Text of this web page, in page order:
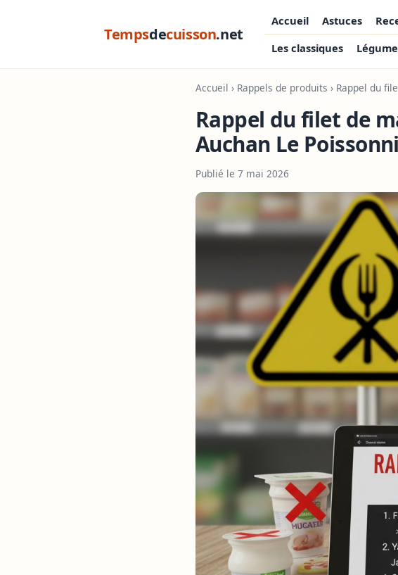
Tempsdecuisson.net
Accueil Astuces
Les classiques
Accueil › Rappels de produits › Rappel du
Rappel du filet de
Auchan Le
Publié le 7 mai 2026